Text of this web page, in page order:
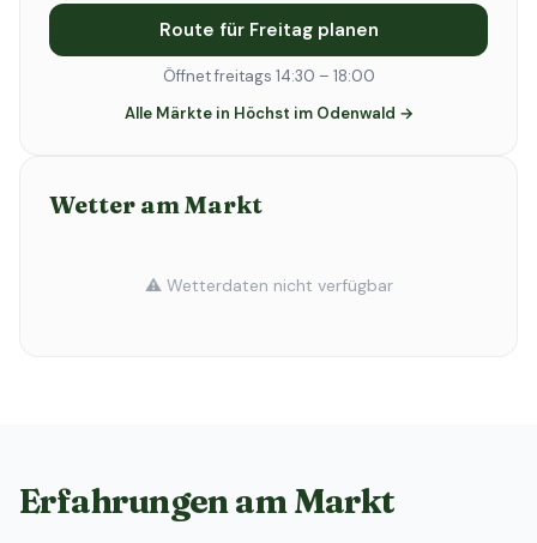
Route für Freitag planen
Öffnet freitags 14:30 – 18:00
Alle Märkte in Höchst im Odenwald →
Wetter am Markt
⚠️ Wetterdaten nicht verfügbar
Erfahrungen am Markt